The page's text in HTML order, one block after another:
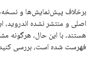
برخلاف پیش‌نمایش‌ها و
اصلی و منتشر نشده
هستند. با این حال، هرگونه
فهرست شده است، بررسی